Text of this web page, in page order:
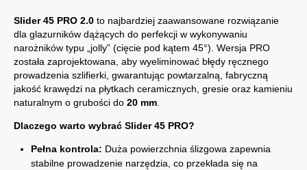
Slider 45 PRO 2.0 to najbardziej zaawansowane rozwiązanie
dla glazurników dążących do perfekcji w wykonywaniu
narożników typu „jolly” (cięcie pod kątem 45°). Wersja PRO
została zaprojektowana, aby wyeliminować błędy ręcznego
prowadzenia szlifierki, gwarantując powtarzalną, fabryczną
jakość krawędzi na płytkach ceramicznych, gresie oraz kamieniu
naturalnym o grubości do 20 mm.
Dlaczego warto wybrać Slider 45 PRO?
Pełna kontrola: Duża powierzchnia ślizgowa zapewnia
stabilne prowadzenie narzędzia, co przekłada się na